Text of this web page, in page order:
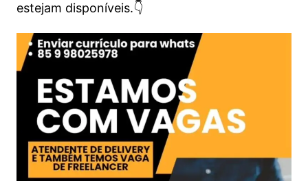
estejam disponíveis.👇